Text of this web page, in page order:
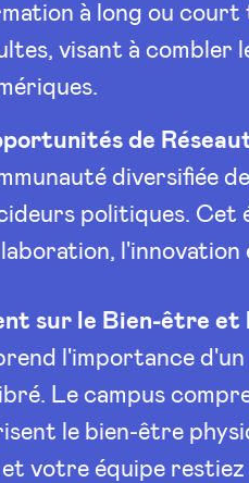
à long ou court
visant à combler
de
diversifiée
politiques. Cet
l'innovation
sur le Bien-être
l'importance
Le campus
le bien-être
et votre équipe